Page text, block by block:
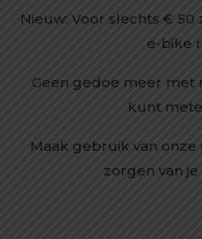
Nieuw: Voor slechts €
e-bike
Geen gedoe meer met
kunt
Maak gebruik van
zorgen van